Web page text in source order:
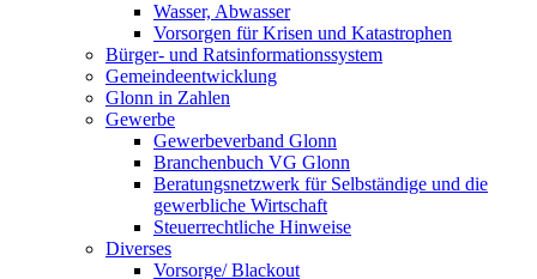
Wasser, Abwasser
Vorsorgen für Krisen und Katastrophen
Bürger- und Ratsinformationssystem
Gemeindeentwicklung
Glonn in Zahlen
Gewerbe
Gewerbeverband Glonn
Branchenbuch VG Glonn
Beratungsnetzwerk für Selbständige und die
gewerbliche Wirtschaft
Steuerrechtliche Hinweise
Diverses
Vorsorge/ Blackout